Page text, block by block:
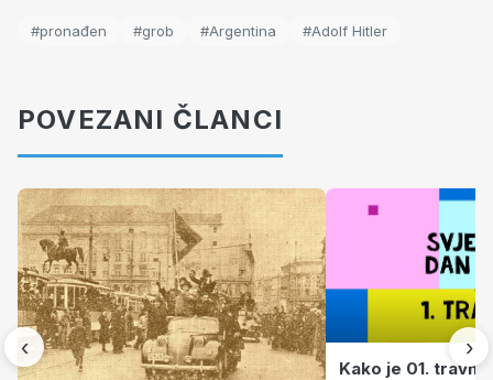
#pronađen #grob #Argentina #Adolf Hitler
POVEZANI ČLANCI
‹
Kako je 01.
›